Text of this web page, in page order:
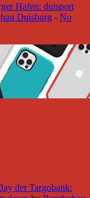
Hafen: duisport
Duisburg - No
der Targobank: